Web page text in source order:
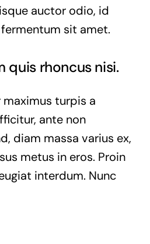
auctor odio, id
sit amet.
quis rhoncus nisi.
turpis a
ante non
diam massa varius ex,
metus in eros. Proin
interdum. Nunc